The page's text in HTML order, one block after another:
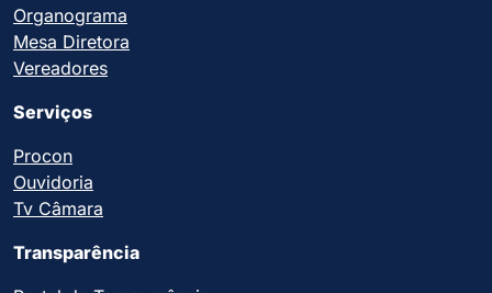
Organograma
Mesa Diretora
Vereadores
Serviços
Procon
Ouvidoria
Tv Câmara
Transparência